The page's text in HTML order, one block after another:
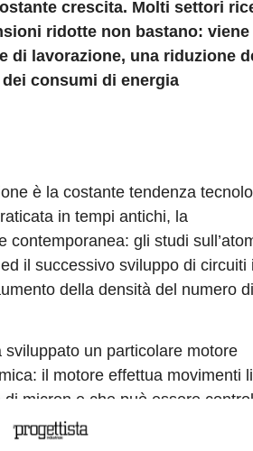
crescita. Molti settori
ridotte non bastano: viene
di lavorazione, una riduzione
consumi di energia
è la costante tendenza
in tempi antichi, la
contemporanea: gli studi
il successivo sviluppo di circuiti
della densità del numero di
un particolare motore
il motore effettua movimenti
micron e che può essere